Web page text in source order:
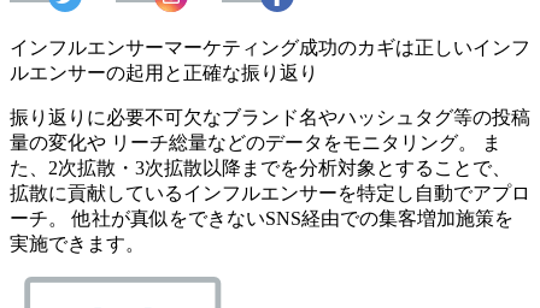
インフルエンサーマーケティング成功のカギは正しいインフ
ルエンサーの起用と正確な振り返り
振り返りに必要不可欠なブランド名やハッシュタグ等の投稿
量の変化や リーチ総量などのデータをモニタリング。 ま
た、2次拡散・3次拡散以降までを分析対象とすることで、
拡散に貢献しているインフルエンサーを特定し自動でアプロ
ーチ。 他社が真似をできないSNS経由での集客増加施策を
実施できます。